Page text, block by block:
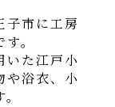
子市に工房
。
いた江戸小
や浴衣、小